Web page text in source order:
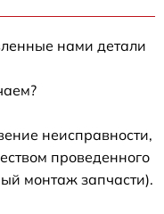
нами детали
неисправности,
проведенного
монтаж запчасти).